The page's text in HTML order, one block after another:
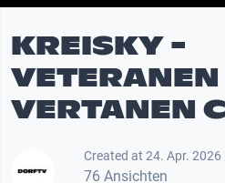
KREISKY -
VETERANEN
VERTANEN
Created at 24. Apr. 2026
76 Ansichten